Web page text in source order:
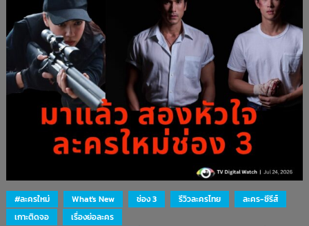
#ละครใหม่ What's New ช่อง 3 รีวิวละครไทย
ละคร-ซีรีส์
เกาะติดจอ
เรื่องย่อละคร